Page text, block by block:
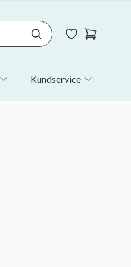
Kundservice